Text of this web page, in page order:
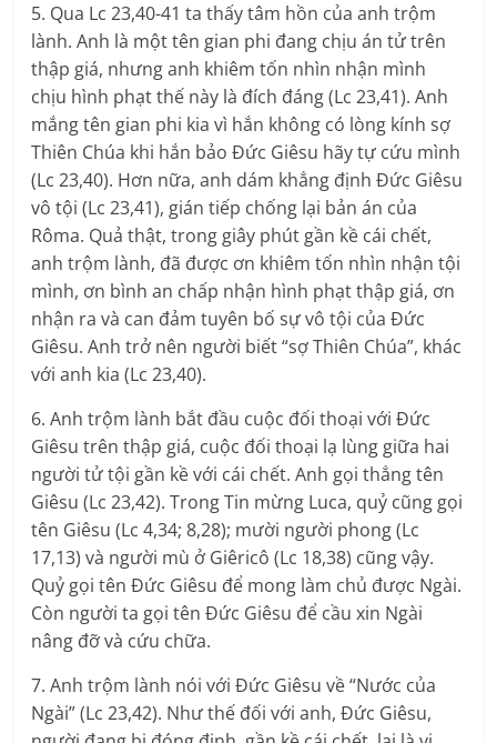
5. Qua Lc 23,40-41 ta thấy tâm hồn của anh trộm
lành. Anh là một tên gian phi đang chịu án tử trên
thập giá, nhưng anh khiêm tốn nhìn nhận mình
chịu hình phạt thế này là đích đáng (Lc 23,41). Anh
mắng tên gian phi kia vì hắn không có lòng kính sợ
Thiên Chúa khi hắn bảo Đức Giêsu hãy tự cứu mình
(Lc 23,40). Hơn nữa, anh dám khẳng định Đức Giêsu
vô tội (Lc 23,41), gián tiếp chống lại bản án của
Rôma. Quả thật, trong giây phút gần kề cái chết,
anh trộm lành, đã được ơn khiêm tốn nhìn nhận tội
mình, ơn bình an chấp nhận hình phạt thập giá, ơn
nhận ra và can đảm tuyên bố sự vô tội của Đức
Giêsu. Anh trở nên người biết “sợ Thiên Chúa”, khác
với anh kia (Lc 23,40).
6. Anh trộm lành bắt đầu cuộc đối thoại với Đức
Giêsu trên thập giá, cuộc đối thoại lạ lùng giữa hai
người tử tội gần kề với cái chết. Anh gọi thẳng tên
Giêsu (Lc 23,42). Trong Tin mừng Luca, quỷ cũng gọi
tên Giêsu (Lc 4,34; 8,28); mười người phong (Lc
17,13) và người mù ở Giêricô (Lc 18,38) cũng vậy.
Quỷ gọi tên Đức Giêsu để mong làm chủ được Ngài.
Còn người ta gọi tên Đức Giêsu để cầu xin Ngài
nâng đỡ và cứu chữa.
7. Anh trộm lành nói với Đức Giêsu về “Nước của
Ngài” (Lc 23,42). Như thế đối với anh, Đức Giêsu,